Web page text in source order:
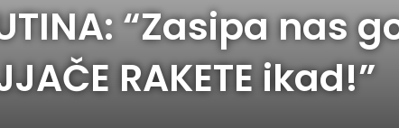
“Zasipa nas
RAKETE ikad!”